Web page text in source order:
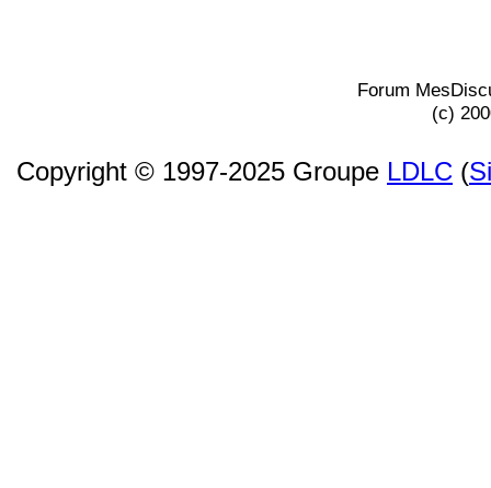
Forum
(c)
Copyright © 1997-2025 Groupe LDLC (